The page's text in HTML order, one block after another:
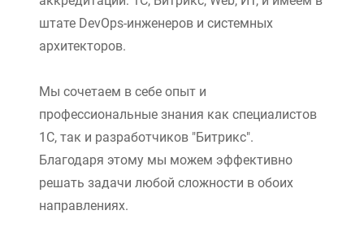
штате DevOps-инженеров и системных
архитекторов.
Мы сочетаем в себе опыт и
профессиональные знания как специалистов
1С, так и разработчиков "Битрикс".
Благодаря этому мы можем эффективно
решать задачи любой сложности в обоих
направлениях.